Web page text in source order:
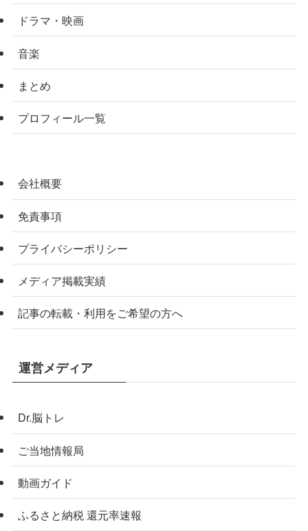
ドラマ・映画
音楽
まとめ
プロフィール一覧
会社概要
免責事項
プライバシーポリシー
メディア掲載実績
記事の転載・利用をご希望の方へ
運営メディア
Dr.脳トレ
ご当地情報局
動画ガイド
ふるさと納税 還元率速報